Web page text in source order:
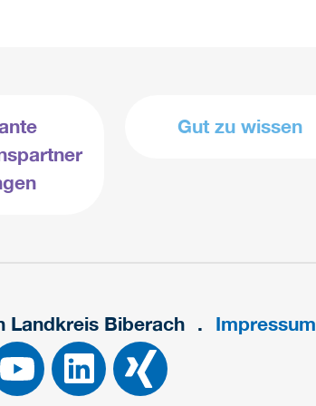
Gut zu wissen
Landkreis Biberach Impressum